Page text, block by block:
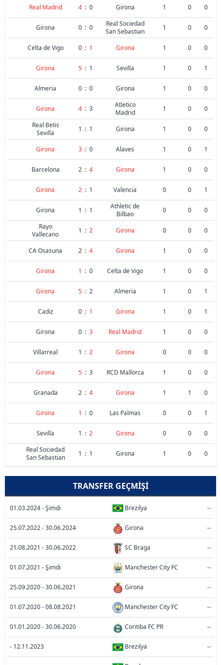
Real Madrid 4 : 0 Girona 1 0 0
Girona 0 : 0
Real Sociedad
San Sebastian
1 0 0
Celta de Vigo 0 : 1 Girona 1 0 0
Girona 5 : 1 Sevilla 1 0 1
Almeria 0 : 0 Girona 1 0 0
Girona 4 : 3
Atletico
Madrid
1 0
0
Real Betis
Sevilla
1 : 1 Girona 1 0 0
Girona 3 : 0 Alaves 1 0 1
Barcelona 2 : 4 Girona 1 0 0
Girona 2 : 1 Valencia 0 0 1
Girona 1 : 1
Athletic de
Bilbao
0 0
0
Rayo
Vallecano
1 : 2 Girona 0 0 0
CA Osasuna 2 : 4 Girona 1 0 0
Girona 1 : 0 Celta de Vigo 1 0 0
Girona 5 : 2 Almeria 1 0 1
Cadiz 0 : 1 Girona 1 0 1
Girona 0 : 3 Real Madrid 1 0 0
Villarreal 1 : 2 Girona 0 0 0
Girona 5 : 3 RCD Mallorca 1 0 0
Granada 2 : 4 Girona 1 1 0
Girona 1 : 0 Las Palmas 0 0 1
Sevilla 1 : 2 Girona 0 0
0
Real Sociedad
San Sebastian
1 : 1 Girona 1 0 0
TRANSFER GEÇMIŞI
01.03.2024 - Şimdi Brezilya --
25.07.2022 - 30.06.2024 Girona --
21.08.2021 - 30.06.2022 SC Braga --
01.07.2021 - Şimdi Manchester City FC --
25.09.2020 - 30.06.2021 Girona --
01.07.2020 - 08.08.2021 Manchester City FC --
01.01.2020 - 30.06.2020 Coritiba FC PR --
- 12.11.2023 Brezilya --